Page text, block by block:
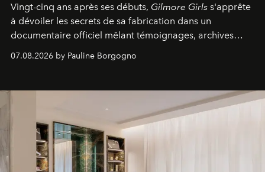
Vingt-cinq ans après ses débuts, Gilmore Girls s'apprête
à dévoiler les secrets de sa fabrication dans un
documentaire officiel mêlant témoignages, archives
générationnel.
07.08.2026 by Pauline Borgogno